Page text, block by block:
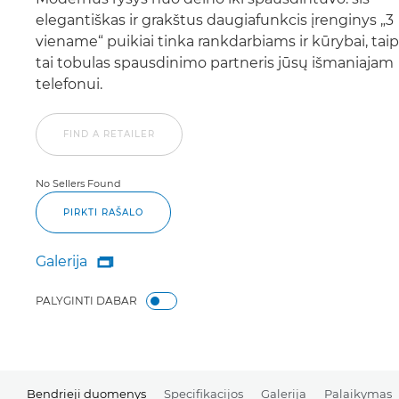
elegantiškas ir grakštus daugiafunkcis įrenginys „3
viename“ puikiai tinka rankdarbiams ir kūrybai,
tai tobulas spausdinimo partneris jūsų išmaniajam
telefonui.
FIND A RETAILER
No Sellers Found
PIRKTI RAŠALO
Galerija
Galerija

PALYGINTI DABAR
Bendrieji duomenys Specifikacijos Galerija Palaikymas